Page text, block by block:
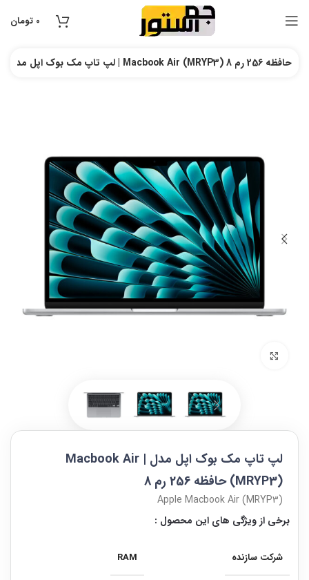
0 تومان
لپ تاپ مک بوک اپل مدل | Macbook Air (MRYP3) حافظه 256 رم 8
لپ تاپ مک بوک اپل مدل | Macbook Air
(MRYP3) حافظه 256 رم 8
Apple Macbook Air (MRYP3)
برخی از ویژگی های این محصول :
شرکت سازنده RAM